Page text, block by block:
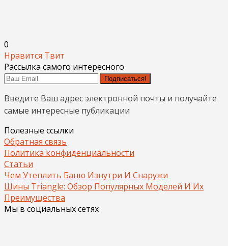
0
Нравится Твит
Рассылка самого интересного
Подписаться!
Введите Ваш адрес электронной почты и получайте
самые интересные публикации
Полезные ссылки
Обратная связь
Политика конфиденциальности
Статьи
Чем Утеплить Баню Изнутри И Снаружи
Шины Triangle: Обзор Популярных Моделей И Их
Преимущества
Мы в социальных сетях